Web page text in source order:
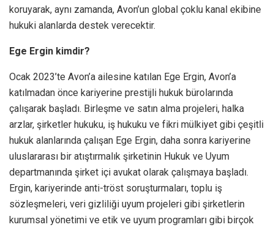
koruyarak, aynı zamanda, Avon’un global çoklu kanal ekibine
hukuki alanlarda destek verecektir.
Ege Ergin kimdir?
Ocak 2023’te Avon’a ailesine katılan Ege Ergin, Avon’a
katılmadan önce kariyerine prestijli hukuk bürolarında
çalışarak başladı. Birleşme ve satın alma projeleri, halka
arzlar, şirketler hukuku, iş hukuku ve fikri mülkiyet gibi çeşitli
hukuk alanlarında çalışan Ege Ergin, daha sonra kariyerine
uluslararası bir atıştırmalık şirketinin Hukuk ve Uyum
departmanında şirket içi avukat olarak çalışmaya başladı.
Ergin, kariyerinde anti-tröst soruşturmaları, toplu iş
sözleşmeleri, veri gizliliği uyum projeleri gibi şirketlerin
kurumsal yönetimi ve etik ve uyum programları gibi birçok